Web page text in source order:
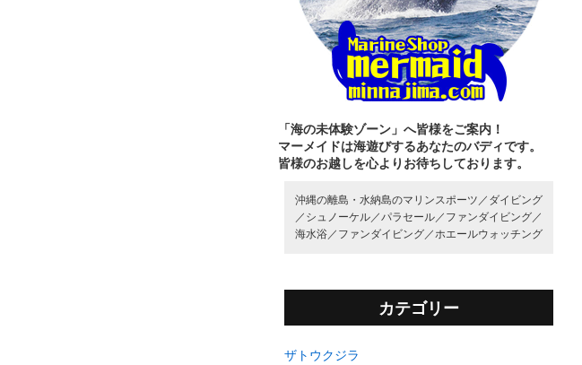
「海の未体験ゾーン」へ皆様をご案内！
マーメイドは海遊びするあなたのバディです。
皆様のお越しを心よりお待ちしております。
沖縄の離島・水納島のマリンスポーツ／ ダイビング
／ シュノーケル／ パラセール／ ファンダイビング／
海水浴／ ファンダイビング／ ホエールウォッチング
カテゴリー
ザトウクジラ